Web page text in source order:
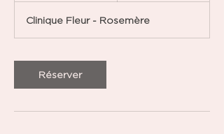
i
n
Clinique Fleur - Rosemère
Réserver